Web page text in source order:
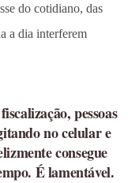
do cotidiano, das
a dia interferem
pessoas
no celular e
consegue
É lamentável.